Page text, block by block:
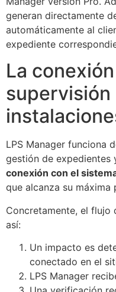
generan directamente
automáticamente al
expediente
La
supervisión
LPS Manager funciona
gestión de expedientes
conexión con el
que alcanza su
Concretamente, el flujo
así:
Un impacto es
conectado en el
LPS Manager